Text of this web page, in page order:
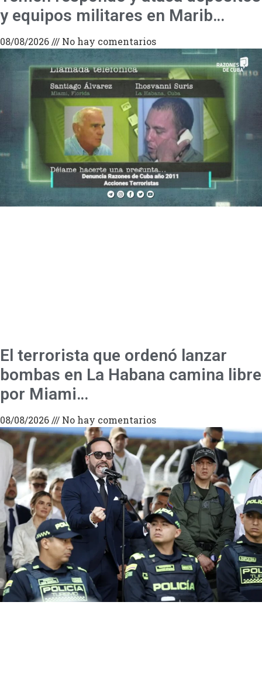
y equipos militares en Marib…
08/08/2026 No hay comentarios
El terrorista que ordenó lanzar
bombas en La Habana camina libre
por Miami…
08/08/2026 No hay comentarios